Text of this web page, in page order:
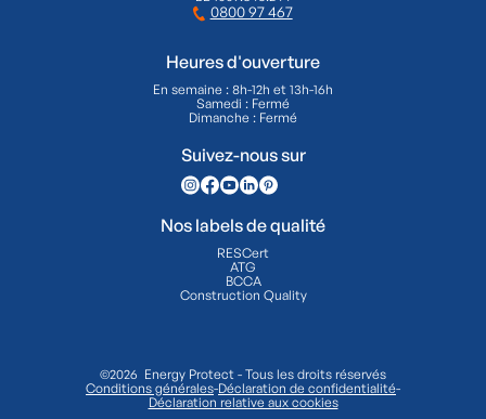
0800 97 467
Heures d'ouverture
En semaine : 8h-12h et 13h-16h
Samedi : Fermé
Dimanche : Fermé
Suivez-nous sur
Nos labels de qualité
RESCert
ATG
BCCA
Construction Quality
©2026 Energy Protect - Tous les droits réservés
Conditions générales-Déclaration de confidentialité-
Déclaration relative aux cookies